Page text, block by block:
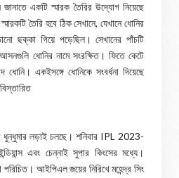
একটি স্মারক তৈরির উদ্যোগ নিয়েছে
তৈরি হবে ঠিক সেখানে, যেখানে ধোনির
ছক্কা গিয়ে পড়েছিল। সেখানের পাঁচটি
ধোনির নামে সংরক্ষিত। ফিতে কেটে
একইসঙ্গে ধোনিকে সংবর্ধনা দিয়েছে
ধুন্ধুমার লড়াই চলছে। শনিবার IPL 2023-
এবং চেন্নাই সুপার কিংসের মধ্যে।
পরিচিত। আইপিএল জয়ের নিরিখে মহেন্দ্র সিং